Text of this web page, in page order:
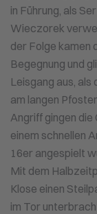
in Führung, als
Wieczorek
der Folge kamen
Begegnung und
Leisgang aus, als
am langen
Angriff gingen die
einem schnellen
16er angespielt
Mit dem
Klose einen
im Tor